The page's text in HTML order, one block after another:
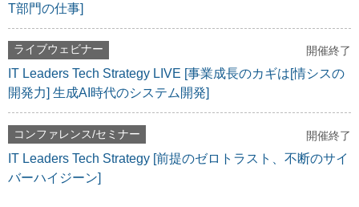
T部門の仕事]
ライブウェビナー 開催終了
IT Leaders Tech Strategy LIVE [事業成長のカギは[情シスの
開発力] 生成AI時代のシステム開発]
コンファレンス/セミナー 開催終了
IT Leaders Tech Strategy [前提のゼロトラスト、不断のサイ
バーハイジーン]